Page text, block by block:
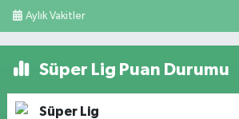
Aylık Vakitler
Süper Lig Puan Durumu
Süper Lig